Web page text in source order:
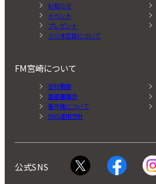
お知らせ
イベント
プレゼント
ラジオ広告について
FM宮崎について
会社概要
番組審議会
著作権について
SNS運用方針
公式SNS